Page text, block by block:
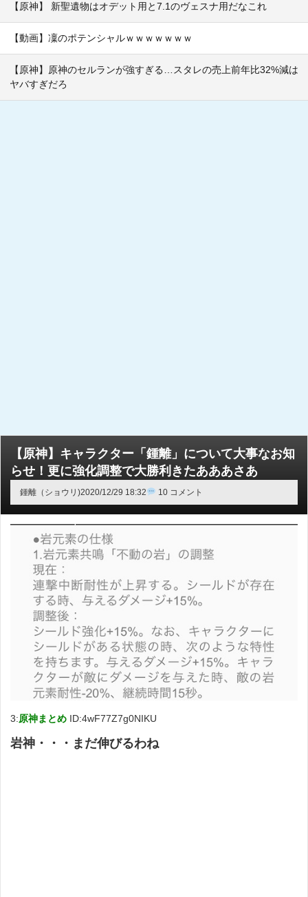
【原神】 新聖遺物はオデット用と7.1のヴェスナ用だなこれ
【動画】凜のポテンシャルｗｗｗｗｗｗｗ
【原神】原神のセルランが強すぎる…スタレの売上前年比32%減は
ヤバすぎだろ
【原神】キャラクター「鍾離」について大事なお知
らせ！更に強化調整で大勝利きたあああさあ
鍾離（ショウリ)2020/12/29 18:32 10 コメント
3:原神まとめ ID:4wF77Z7g0NIKU
岩神・・・まだ伸びるわね